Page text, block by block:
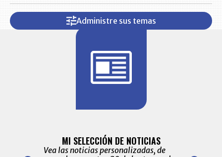
Administre sus temas
nuestro
MI SELECCIÓN DE NOTICIAS
Vea las noticias personalizadas, de